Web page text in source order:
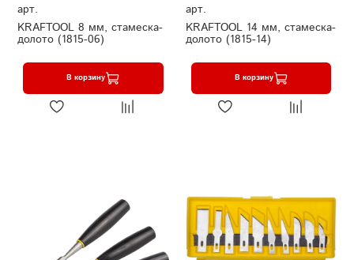
арт.
KRAFTOOL 8 мм, стамеска-
долото (1815-06)
В корзину
арт.
KRAFTOOL 14 мм, стамеска-
долото (1815-14)
В корзину